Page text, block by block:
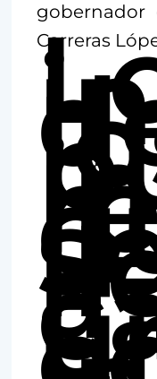
gobernador
Carreras
a